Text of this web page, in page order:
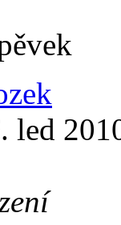
led